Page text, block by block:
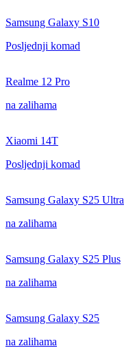
Samsung Galaxy S10
Posljednji komad
Realme 12 Pro
na zalihama
Xiaomi 14T
Posljednji komad
Samsung Galaxy S25 Ultra
na zalihama
Samsung Galaxy S25 Plus
na zalihama
Samsung Galaxy S25
na zalihama